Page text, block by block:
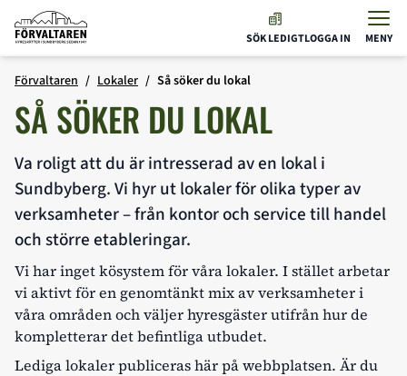
Hoppa till innehåll
Förvaltaren
SÖK LEDIGTLOGGA IN MENY
Förvaltaren Lokaler Så söker du lokal
SÅ SÖKER DU LOKAL
Va roligt att du är intresserad av en lokal i
Sundbyberg. Vi hyr ut lokaler för olika typer av
verksamheter – från kontor och service till handel
och större etableringar.
Vi har inget kösystem för våra lokaler. I stället arbetar
vi aktivt för en genomtänkt mix av verksamheter i
våra områden och väljer hyresgäster utifrån hur de
kompletterar det befintliga utbudet.
Lediga lokaler publiceras här på webbplatsen. Är du